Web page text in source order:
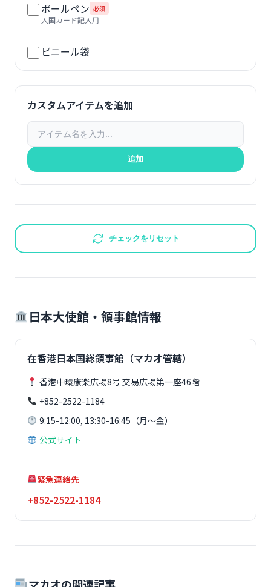
ボールペン 必須
入国カード記入用
ビニール袋
カスタムアイテムを追加
追加
チェックをリセット
日本大使館・領事館情報
在香港日本国総領事館（マカオ管轄）
香港中環康楽広場8号 交易広場第一座46階
+852-2522-1184
9:15-12:00, 13:30-16:45（月～金）
公式サイト
緊急連絡先
+852-2522-1184